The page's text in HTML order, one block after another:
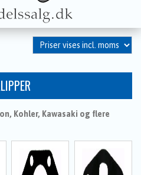
Kohler, Kawasaki og flere